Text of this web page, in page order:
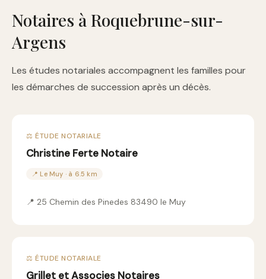
Notaires à Roquebrune-sur-
Argens
Les études notariales accompagnent les familles pour
les démarches de succession après un décès.
⚖️ ÉTUDE NOTARIALE
Christine Ferte Notaire
📍 Le Muy · à 6.5 km
📍 25 Chemin des Pinedes 83490 le Muy
⚖️ ÉTUDE NOTARIALE
Grillet et Associes Notaires